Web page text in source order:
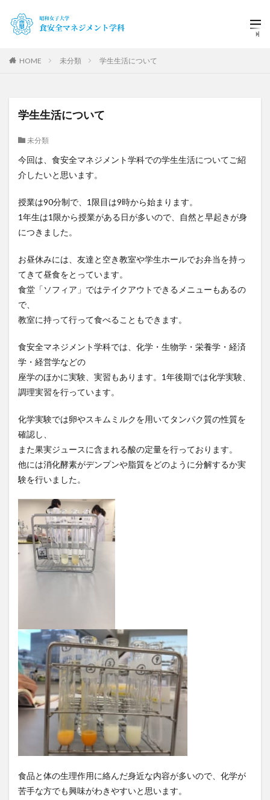
HOME 未分類 学生生活について
学生生活について
未分類
今回は、食安全マネジメント学科での学生生活についてご紹
介したいと思います。
授業は90分制で、1限目は9時から始まります。
1年生は1限から授業がある日が多いので、自然と早起きが身
につきました。
お昼休みには、友達と空き教室や学生ホールでお弁当を持っ
てきて昼食をとっています。
食堂「ソフィア」ではテイクアウトできるメニューもあるの
で、
教室に持って行って食べることもできます。
食安全マネジメント学科では、化学・生物学・栄養学・経済
学・経営学などの
座学のほかに実験、実習もあります。1年後期では化学実験、
調理実習を行っています。
化学実験では卵やスキムミルクを用いてタンパク質の性質を
確認し、
また果実ジュースに含まれる酸の定量を行っております。
他には消化酵素がデンプンや脂質をどのように分解するか実
験を行いました。
食品と体の生理作用に絡んだ身近な内容が多いので、化学が
苦手な方でも興味がわきやすいと思います。